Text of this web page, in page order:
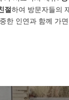
절하여 방문자들의
한 인연과 함께 가면